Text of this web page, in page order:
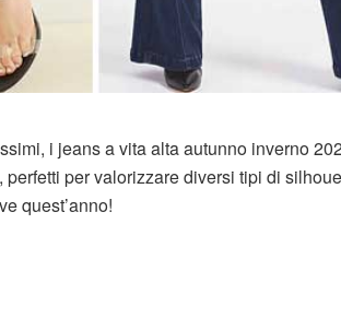
i jeans a vita alta autunno inverno
, perfetti per valorizzare diversi tipi di
quest’anno!